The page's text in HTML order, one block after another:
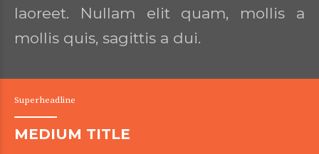
laoreet. Nullam elit quam, mollis a
mollis quis, sagittis a dui.
Superheadline
MEDIUM TITLE